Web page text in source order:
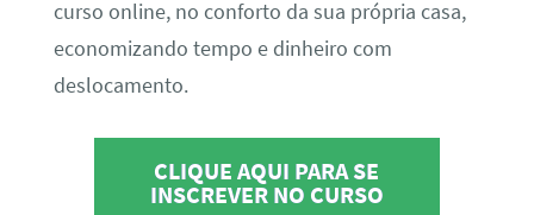
curso online, no conforto da sua própria casa,
economizando tempo e dinheiro com
deslocamento.
CLIQUE AQUI PARA SE
INSCREVER NO CURSO